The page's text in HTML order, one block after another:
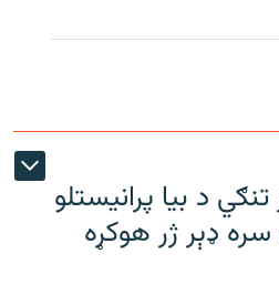
د بیا پرانیستلو
سره ډېر ژر هوکړه